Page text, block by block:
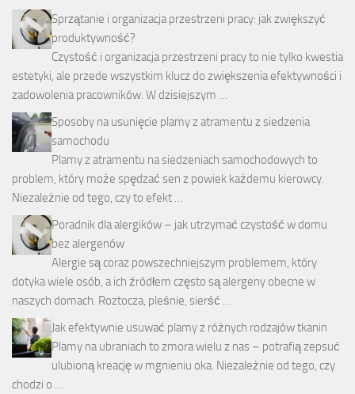
Sprzątanie i organizacja przestrzeni pracy: jak zwiększyć
produktywność?
Czystość i organizacja przestrzeni pracy to nie tylko kwestia
estetyki, ale przede wszystkim klucz do zwiększenia efektywności i
zadowolenia pracowników. W dzisiejszym …
Sposoby na usunięcie plamy z atramentu z siedzenia
samochodu
Plamy z atramentu na siedzeniach samochodowych to
problem, który może spędzać sen z powiek każdemu kierowcy.
Niezależnie od tego, czy to efekt …
Poradnik dla alergików – jak utrzymać czystość w domu
bez alergenów
Alergie są coraz powszechniejszym problemem, który
dotyka wiele osób, a ich źródłem często są alergeny obecne w
naszych domach. Roztocza, pleśnie, sierść …
Jak efektywnie usuwać plamy z różnych rodzajów tkanin
Plamy na ubraniach to zmora wielu z nas – potrafią zepsuć
ulubioną kreację w mgnieniu oka. Niezależnie od tego, czy
chodzi o …